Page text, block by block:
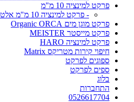
פרקט למינציה 10 מ"מ
- פרקט למינציה 10 מ"מ אלטיטיוד פלוס
פרקט מוגן מים Organic ORCA
פרקט מייסטר MEISTER
פרקט למינציה HARO
חיפוי קירות מטריקס Matrix
ספוגים לפרקט
ספים לפרקט
בלוג
התחברות
0526617704